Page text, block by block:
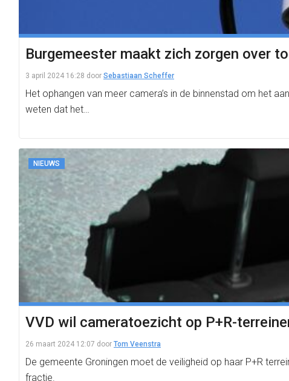
Burgemeester maakt zich zorgen over
3 april 2024 16:28 door Sebastiaan Scheffer
Het ophangen van meer camera’s in de binnenstad om het
weten dat het…
NIEUWS
VVD wil cameratoezicht op P+R-
26 maart 2024 12:07 door Tom Veenstra
De gemeente Groningen moet de veiligheid op haar P+R
fractie.